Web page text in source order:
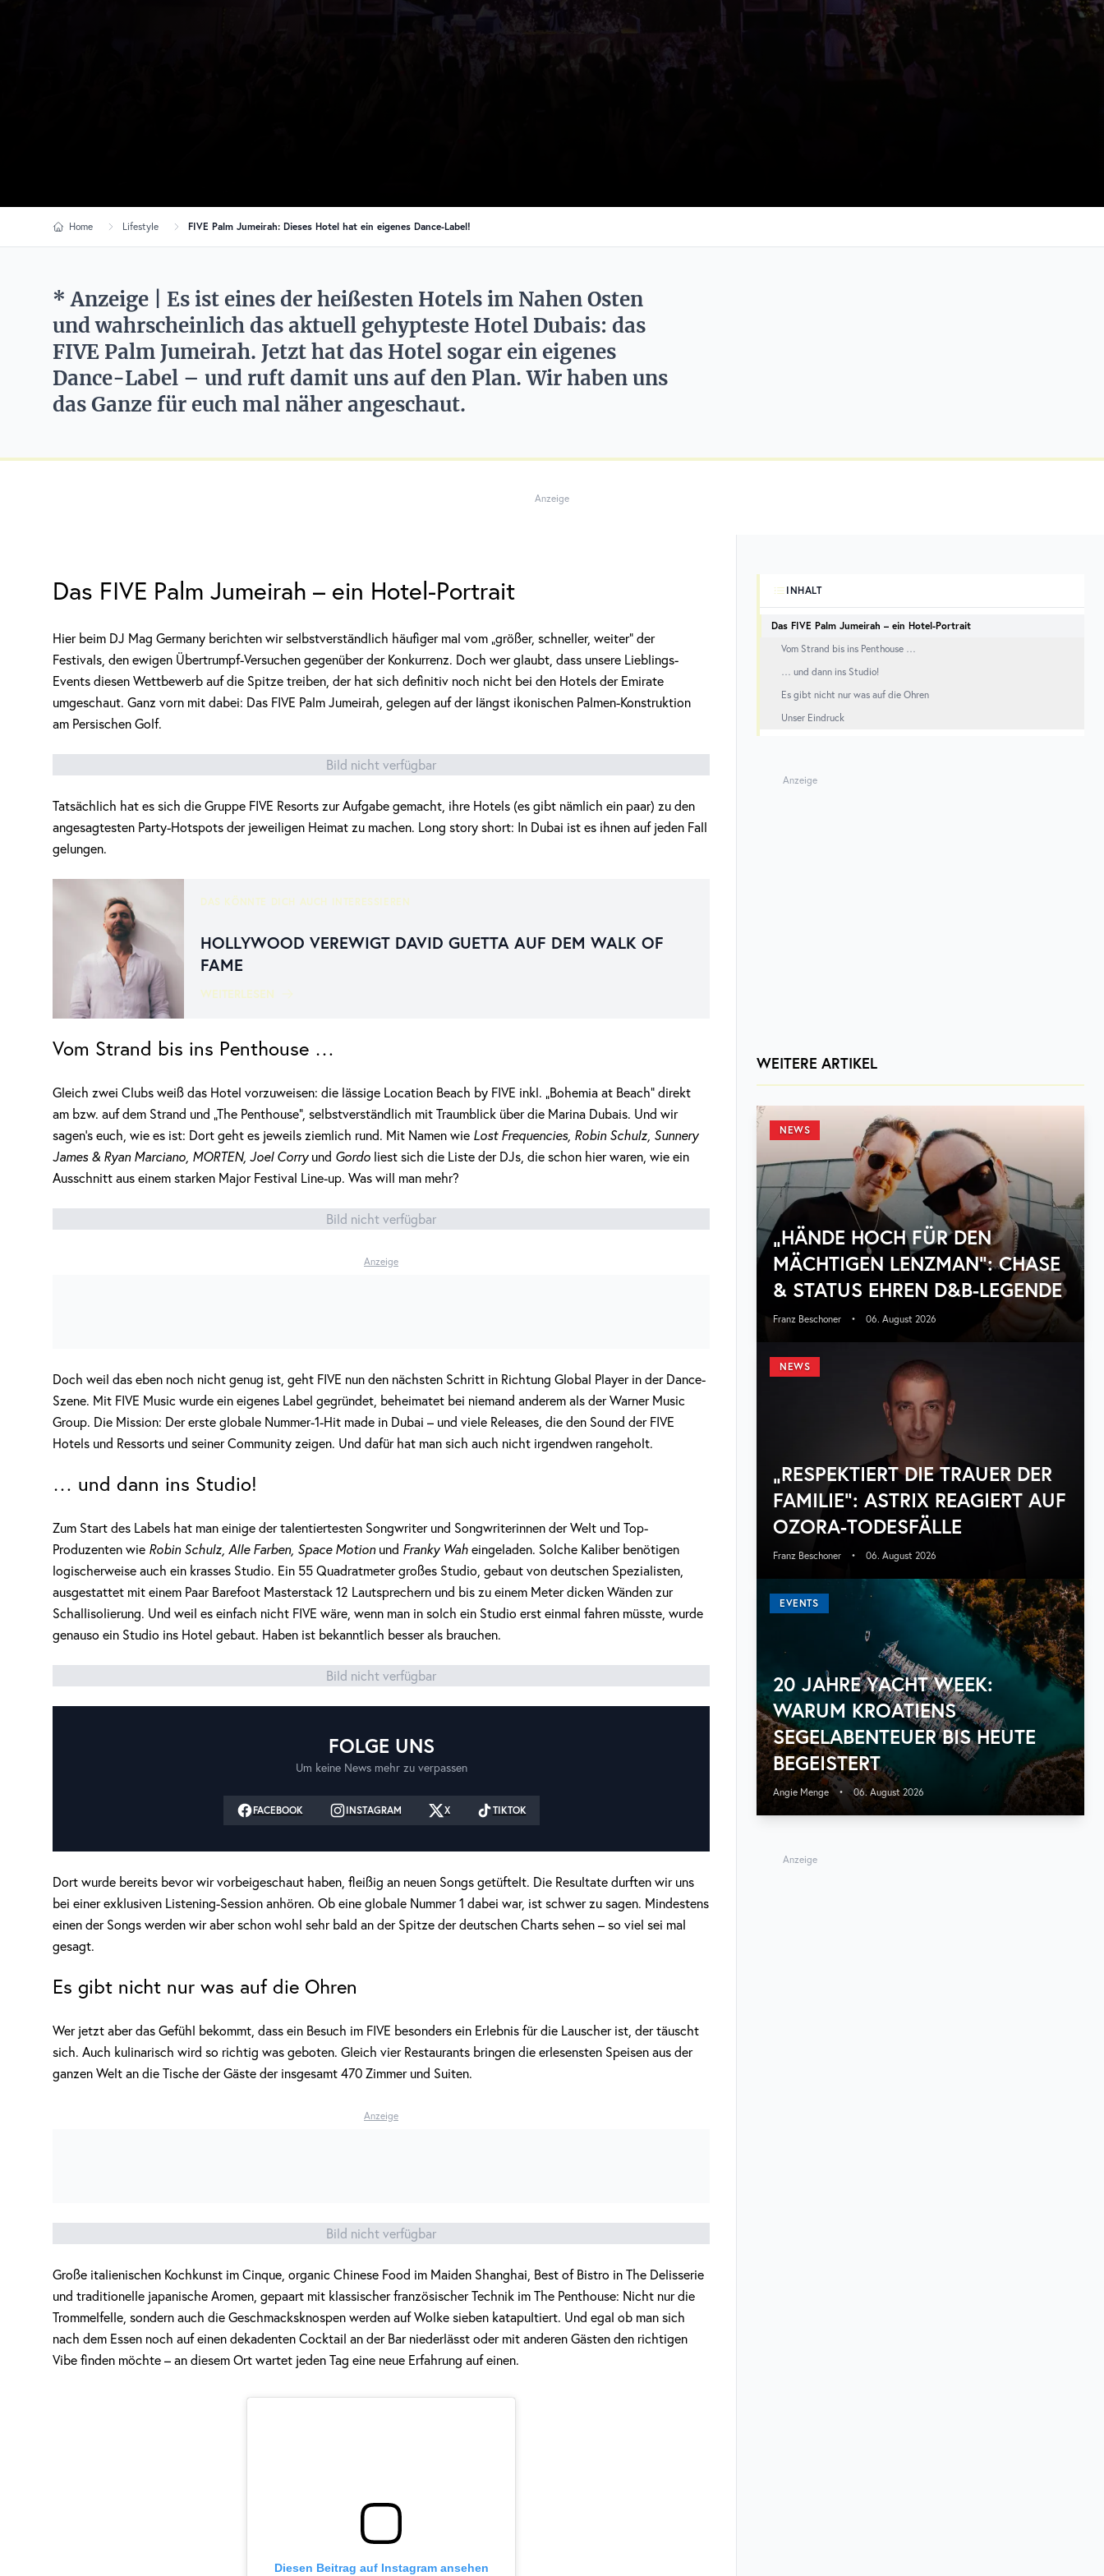
Home Lifestyle FIVE Palm Jumeirah: Dieses Hotel hat ein eigenes Dance-Label!
* Anzeige | Es ist eines der heißesten Hotels im Nahen Osten
und wahrscheinlich das aktuell gehypteste Hotel Dubais: das
FIVE Palm Jumeirah. Jetzt hat das Hotel sogar ein eigenes
Dance-Label – und ruft damit uns auf den Plan. Wir haben uns
das Ganze für euch mal näher angeschaut.
Anzeige
Das FIVE Palm Jumeirah – ein Hotel-Portrait
Hier beim DJ Mag Germany berichten wir selbstverständlich häufiger mal vom „größer, schneller, weiter“ der
Festivals, den ewigen Übertrumpf-Versuchen gegenüber der Konkurrenz. Doch wer glaubt, dass unsere Lieblings-
Events diesen Wettbewerb auf die Spitze treiben, der hat sich definitiv noch nicht bei den Hotels der Emirate
umgeschaut. Ganz vorn mit dabei: Das FIVE Palm Jumeirah, gelegen auf der längst ikonischen Palmen-Konstruktion
am Persischen Golf.
Bild nicht verfügbar
Tatsächlich hat es sich die Gruppe FIVE Resorts zur Aufgabe gemacht, ihre Hotels (es gibt nämlich ein paar) zu den
angesagtesten Party-Hotspots der jeweiligen Heimat zu machen. Long story short: In Dubai ist es ihnen auf jeden Fall
gelungen.
DAS KÖNNTE DICH AUCH INTERESSIEREN
HOLLYWOOD VEREWIGT DAVID GUETTA AUF DEM WALK OF
FAME
WEITERLESEN
Vom Strand bis ins Penthouse …
Gleich zwei Clubs weiß das Hotel vorzuweisen: die lässige Location Beach by FIVE inkl. „Bohemia at Beach“ direkt
am bzw. auf dem Strand und „The Penthouse“, selbstverständlich mit Traumblick über die Marina Dubais. Und wir
sagen’s euch, wie es ist: Dort geht es jeweils ziemlich rund. Mit Namen wie Lost Frequencies, Robin Schulz, Sunnery
James & Ryan Marciano, MORTEN, Joel Corryund Gordo liest sich die Liste der DJs, die schon hier waren, wie ein
Ausschnitt aus einem starken Major Festival Line-up. Was will man mehr?
Bild nicht verfügbar
Anzeige
Doch weil das eben noch nicht genug ist, geht FIVE nun den nächsten Schritt in Richtung Global Player in der Dance-
Szene. Mit FIVE Music wurde ein eigenes Label gegründet, beheimatet bei niemand anderem als der Warner Music
Group. Die Mission: Der erste globale Nummer-1-Hit made in Dubai – und viele Releases, die den Sound der FIVE
Hotels und Ressorts und seiner Community zeigen. Und dafür hat man sich auch nicht irgendwen rangeholt.
… und dann ins Studio!
Zum Start des Labels hat man einige der talentiertesten Songwriter und Songwriterinnen der Welt und Top-
Produzenten wie Robin Schulz, Alle Farben, Space Motionund Franky Wah eingeladen. Solche Kaliber benötigen
logischerweise auch ein krasses Studio. Ein 55 Quadratmeter großes Studio, gebaut von deutschen Spezialisten,
ausgestattet mit einem Paar Barefoot Masterstack 12 Lautsprechern und bis zu einem Meter dicken Wänden zur
Schallisolierung. Und weil es einfach nicht FIVE wäre, wenn man in solch ein Studio erst einmal fahren müsste, wurde
genauso ein Studio ins Hotel gebaut. Haben ist bekanntlich besser als brauchen.
Bild nicht verfügbar
FOLGE UNS
Um keine News mehr zu verpassen
FACEBOOK INSTAGRAM X TIKTOK
Dort wurde bereits bevor wir vorbeigeschaut haben, fleißig an neuen Songs getüftelt. Die Resultate durften wir uns
bei einer exklusiven Listening-Session anhören. Ob eine globale Nummer 1 dabei war, ist schwer zu sagen. Mindestens
einen der Songs werden wir aber schon wohl sehr bald an der Spitze der deutschen Charts sehen – so viel sei mal
gesagt.
Es gibt nicht nur was auf die Ohren
Wer jetzt aber das Gefühl bekommt, dass ein Besuch im FIVE besonders ein Erlebnis für die Lauscher ist, der täuscht
sich. Auch kulinarisch wird so richtig was geboten. Gleich vier Restaurants bringen die erlesensten Speisen aus der
ganzen Welt an die Tische der Gäste der insgesamt 470 Zimmer und Suiten.
Anzeige
Bild nicht verfügbar
Große italienischen Kochkunst im Cinque, organic Chinese Food im Maiden Shanghai, Best of Bistro in The Delisserie
und traditionelle japanische Aromen, gepaart mit klassischer französischer Technik im The Penthouse: Nicht nur die
Trommelfelle, sondern auch die Geschmacksknospen werden auf Wolke sieben katapultiert. Und egal ob man sich
nach dem Essen noch auf einen dekadenten Cocktail an der Bar niederlässt oder mit anderen Gästen den richtigen
Vibe finden möchte – an diesem Ort wartet jeden Tag eine neue Erfahrung auf einen.
Diesen Beitrag auf Instagram ansehen
INHALT
Das FIVE Palm Jumeirah – ein Hotel-Portrait
Vom Strand bis ins Penthouse …
… und dann ins Studio!
Es gibt nicht nur was auf die Ohren
Unser Eindruck
Anzeige
WEITERE ARTIKEL
NEWS
„HÄNDE HOCH FÜR DEN
MÄCHTIGEN LENZMAN“: CHASE
& STATUS EHREN D&B-LEGENDE
Franz Beschoner • 06. August 2026
NEWS
„RESPEKTIERT DIE TRAUER DER
FAMILIE“: ASTRIX REAGIERT AUF
OZORA-TODESFÄLLE
Franz Beschoner • 06. August 2026
EVENTS
20 JAHRE YACHT WEEK:
WARUM KROATIENS
SEGELABENTEUER BIS HEUTE
BEGEISTERT
Angie Menge • 06. August 2026
Anzeige